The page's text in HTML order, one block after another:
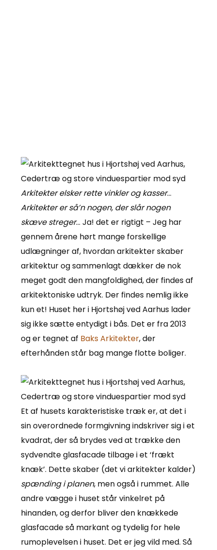
Arkitekter elsker rette vinkler og kasser…
Arkitekter er så’n nogen, der slår nogen
skæve streger… Ja! det er rigtigt – Jeg har
gennem årene hørt mange forskellige
udlægninger af, hvordan arkitekter skaber
arkitektur og sammenlagt dækker de nok
meget godt den mangfoldighed, der findes af
arkitektoniske udtryk. Der findes nemlig ikke
kun et! Huset her i Hjortshøj ved Aarhus lader
sig ikke sætte entydigt i bås. Det er fra 2013
og er tegnet af Baks Arkitekter, der
efterhånden står bag mange flotte boliger.
Et af husets karakteristiske træk er, at det i
sin overordnede formgivning indskriver sig i et
kvadrat, der så brydes ved at trække den
sydvendte glasfacade tilbage i et ‘frækt
knæk’. Dette skaber (det vi arkitekter kalder)
spænding i planen, men også i rummet. Alle
andre vægge i huset står vinkelret på
hinanden, og derfor bliver den knækkede
glasfacade så markant og tydelig for hele
rumoplevelsen i huset. Det er jeg vild med. Så